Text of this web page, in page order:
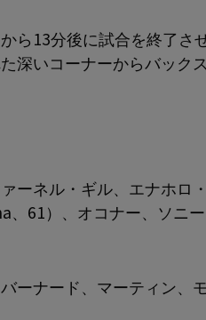
ら13分後に試合を終了さ
深いコーナーからバック
ーネル・ギル、エナホロ
、61）、オコナー、ソニ
ーナード、マーティン、